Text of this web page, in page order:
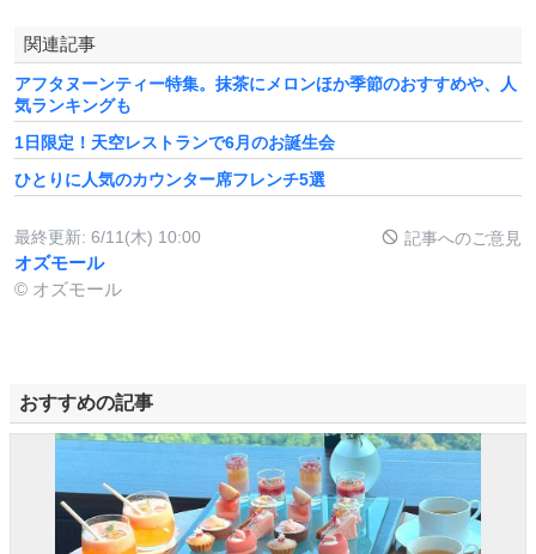
関連記事
アフタヌーンティー特集。抹茶にメロンほか季節のおすすめや、人
気ランキングも
1日限定！天空レストランで6月のお誕生会
ひとりに人気のカウンター席フレンチ5選
最終更新: 6/11(木) 10:00 記事へのご意見
オズモール
© オズモール
おすすめの記事